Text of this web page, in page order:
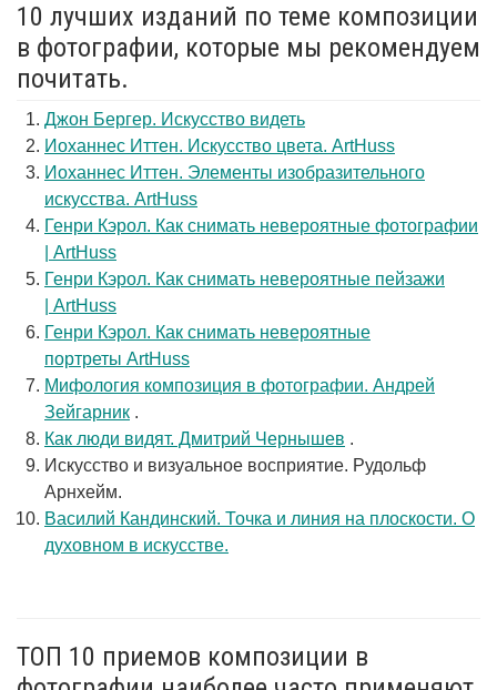
10 лучших изданий по теме композиции
в фотографии, которые мы рекомендуем
почитать.
Джон Бергер. Искусство видеть
Иоханнес Иттен. Искусство цвета. ArtHuss
Иоханнес Иттен. Элементы изобразительного
искусства. ArtHuss
Генри Кэрол. Как снимать невероятные фотографии
| ArtHuss
Генри Кэрол. Как снимать невероятные пейзажи
| ArtHuss
Генри Кэрол. Как снимать невероятные
портреты ArtHuss
Мифология композиция в фотографии. Андрей
Зейгарник .
Как люди видят. Дмитрий Чернышев .
Искусство и визуальное восприятие. Рудольф
Арнхейм.
Василий Кандинский. Точка и линия на плоскости. О
духовном в искусстве.
ТОП 10 приемов композиции в